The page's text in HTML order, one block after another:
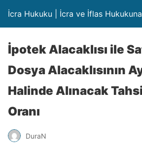
İcra Hukuku | İcra ve İflas
İpotek Alacaklısı ile
Dosya Alacaklısının
Halinde Alınacak
Oranı
DuraN